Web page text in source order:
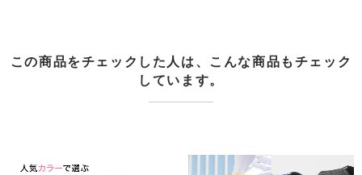
この商品をチェックした人は、こんな商品もチェック
しています。